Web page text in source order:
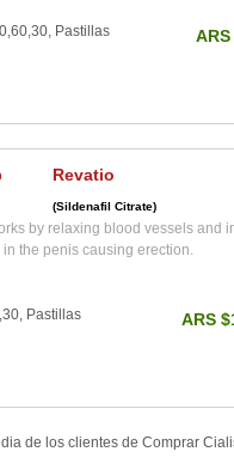
Pastillas
Revatio
(Sildenafil Citrate)
by relaxing blood vessels and
in the penis causing erection.
Pastillas
ARS
de los clientes de Comprar